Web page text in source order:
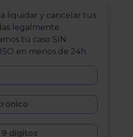
liquidar y cancelar tus
legalmente.
tu caso SIN
en menos de 24h.